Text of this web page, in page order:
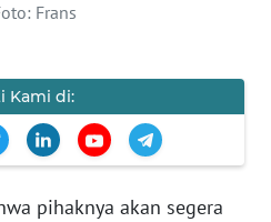
Frans
Kami di:
pihaknya akan segera